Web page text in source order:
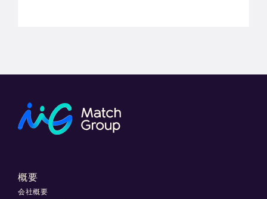
概要
会社概要